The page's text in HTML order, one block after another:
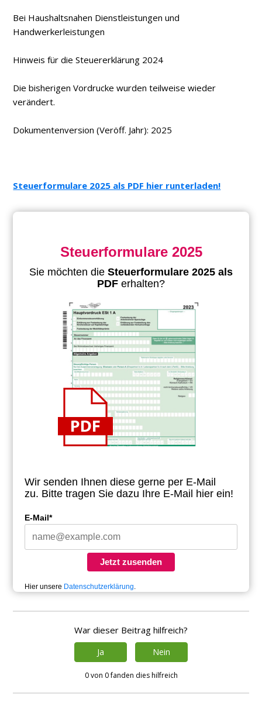
Bei Haushaltsnahen Dienstleistungen und
Handwerkerleistungen
Hinweis für die Steuererklärung 2024
Die bisherigen Vordrucke wurden teilweise wieder
verändert.
Dokumentenversion (Veröff. Jahr): 2025
Steuerformulare 2025 als PDF hier runterladen!
Steuerformulare 2025
Sie möchten die Steuerformulare 2025 als
PDF erhalten?
Wir senden Ihnen diese gerne per E-Mail
zu. Bitte tragen Sie dazu Ihre E-Mail hier ein!
E-Mail*
Jetzt zusenden
Hier unsere Datenschutzerklärung.
War dieser Beitrag hilfreich?
Ja Nein
0 von 0 fanden dies hilfreich